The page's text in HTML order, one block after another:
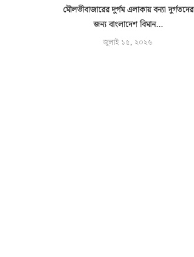
মৌলভীবাজারের দুর্গম এলাকায় বন্যা দুর্গতদের
জন্য বাংলাদেশ বিমান...
জুলাই ১৫, ২০২৬